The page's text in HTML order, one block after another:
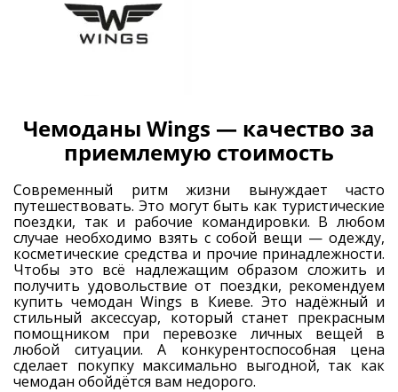
Чемоданы Wings — качество за
приемлемую стоимость
Современный ритм жизни вынуждает часто
путешествовать. Это могут быть как туристические
поездки, так и рабочие командировки. В любом
случае необходимо взять с собой вещи — одежду,
косметические средства и прочие принадлежности.
Чтобы это всё надлежащим образом сложить и
получить удовольствие от поездки, рекомендуем
купить чемодан Wings в Киеве. Это надёжный и
стильный аксессуар, который станет прекрасным
помощником при перевозке личных вещей в
любой ситуации. А конкурентоспособная цена
сделает покупку максимально выгодной, так как
чемодан обойдётся вам недорого.